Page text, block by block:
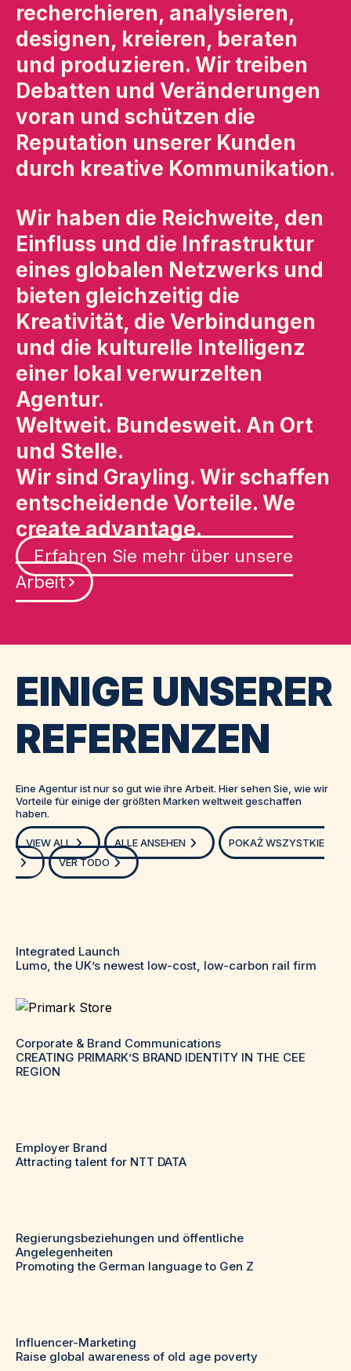
recherchieren, analysieren,
designen, kreieren, beraten
und produzieren. Wir treiben
Debatten und Veränderungen
voran und schützen die
Reputation unserer Kunden
durch kreative Kommunikation.
Wir haben die Reichweite, den
Einfluss und die Infrastruktur
eines globalen Netzwerks und
bieten gleichzeitig die
Kreativität, die Verbindungen
und die kulturelle Intelligenz
einer lokal verwurzelten
Agentur.
Weltweit. Bundesweit. An Ort
und Stelle.
Wir sind Grayling. Wir schaffen
entscheidende Vorteile. We
create advantage.
Erfahren Sie mehr über unsere
Arbeit
EINIGE UNSERER
REFERENZEN
Eine Agentur ist nur so gut wie ihre Arbeit. Hier sehen Sie, wie wir
Vorteile für einige der größten Marken weltweit geschaffen
haben.
VIEW ALL ALLE ANSEHEN
POKAŻ WSZYSTKIE
VER TODO
Integrated Launch
Lumo, the UK’s newest low-cost, low-carbon rail firm
Corporate & Brand Communications
CREATING PRIMARK’S BRAND IDENTITY IN THE CEE
REGION
Employer Brand
Attracting talent for NTT DATA
Regierungsbeziehungen und öffentliche
Angelegenheiten
Promoting the German language to Gen Z
Influencer-Marketing
Raise global awareness of old age poverty